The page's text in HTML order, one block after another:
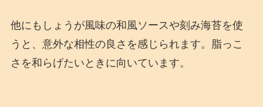
他にもしょうが風味の和風ソースや刻み海苔を使
うと、意外な相性の良さを感じられます。脂っこ
さを和らげたいときに向いています。